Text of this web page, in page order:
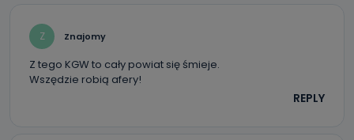
Z Znajomy
Z tego KGW to cały powiat się śmieje.
Wszędzie robią afery!
REPLY